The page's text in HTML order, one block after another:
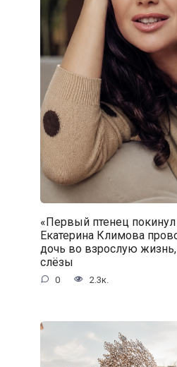
«Первый птенец
Екатерина Климова
дочь во взрослую
слёзы
0 2.3к.